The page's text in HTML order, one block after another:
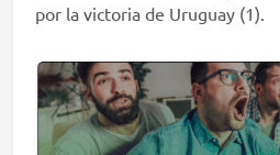
por la victoria de Uruguay (1).